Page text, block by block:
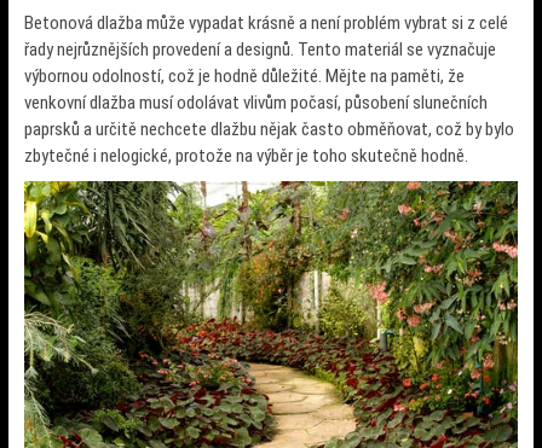
Betonová dlažba může vypadat krásně a není problém vybrat si z celé
řady nejrůznějších provedení a designů. Tento materiál se vyznačuje
výbornou odolností, což je hodně důležité. Mějte na paměti, že
venkovní dlažba musí odolávat vlivům počasí, působení slunečních
paprsků a určitě nechcete dlažbu nějak často obměňovat, což by bylo
zbytečné i nelogické, protože na výběr je toho skutečně hodně.